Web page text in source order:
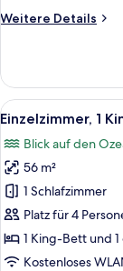
Meerblick
Weitere Details
Weitere
Suite,
Schlafzimmer,
Meerblick
Alle
Fotos
für
Einzelzimmer,
1 King-
Bett
und
Schlafsofa,
14
Einzelzimmer, 1
Blick auf den
56 m²
1 Schlafzimmer
Platz für 4
1 King-Bett und
Kostenloses